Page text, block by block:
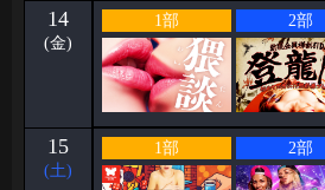
14
(金)
1部 2部
15
(土)
1部 2部